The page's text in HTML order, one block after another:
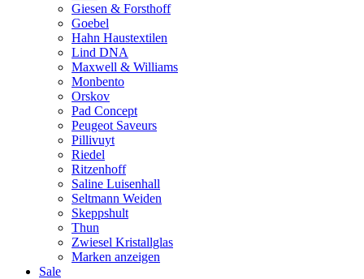
Giesen & Forsthoff
Goebel
Hahn Haustextilen
Lind DNA
Maxwell & Williams
Monbento
Orskov
Pad Concept
Peugeot Saveurs
Pillivuyt
Riedel
Ritzenhoff
Saline Luisenhall
Seltmann Weiden
Skeppshult
Thun
Zwiesel Kristallglas
Marken anzeigen
Sale